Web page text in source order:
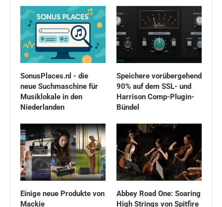
SonusPlaces.nl - die
neue Suchmaschine für
Musiklokale in den
Niederlanden
Speichere vorübergehend
90% auf dem SSL- und
Harrison Comp-Plugin-
Bündel
Einige neue Produkte von
Mackie
Abbey Road One: Soaring
High Strings von Spitfire